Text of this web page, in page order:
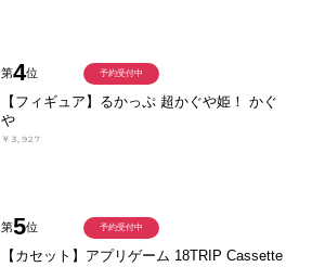
第4位
【フィギュア】るかっぷ 超かぐや姫！ かぐ
や
￥3,927
予約受付中
第5位
【カセット】アプリゲーム 18TRIP Cassette
予約受付中